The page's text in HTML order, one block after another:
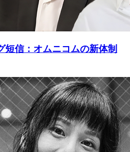
短信：オムニコムの新体制